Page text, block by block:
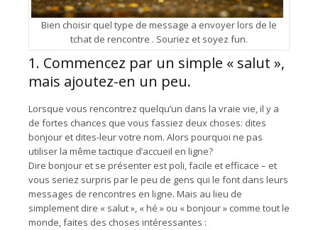
Bien choisir quel type de message a envoyer lors de le
tchat de rencontre . Souriez et soyez fun.
1. Commencez par un simple « salut »,
mais ajoutez-en un peu.
Lorsque vous rencontrez quelqu’un dans la vraie vie, il y a
de fortes chances que vous fassiez deux choses: dites
bonjour et dites-leur votre nom. Alors pourquoi ne pas
utiliser la même tactique d’accueil en ligne?
Dire bonjour et se présenter est poli, facile et efficace – et
vous seriez surpris par le peu de gens qui le font dans leurs
messages de rencontres en ligne. Mais au lieu de
simplement dire « salut », « hé » ou « bonjour » comme tout le
monde, faites des choses intéressantes :